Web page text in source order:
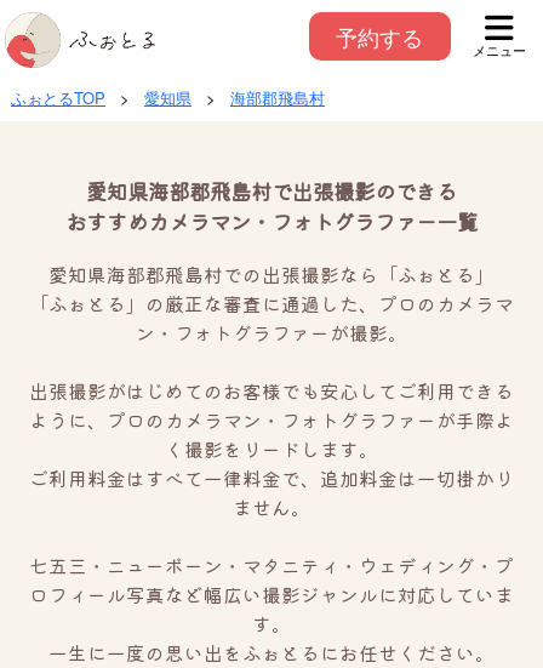
予約する メニュー
ふぉとるTOP > 愛知県 > 海部郡飛島村
愛知県海部郡飛島村で出張撮影のできる
おすすめカメラマン・フォトグラファー一覧
愛知県海部郡飛島村での出張撮影なら「ふぉとる」
「ふぉとる」の厳正な審査に通過した、プロのカメラマ
ン・フォトグラファーが撮影。
出張撮影がはじめてのお客様でも安心してご利用できる
ように、プロのカメラマン・フォトグラファーが手際よ
く撮影をリードします。
ご利用料金はすべて一律料金で、追加料金は一切掛かり
ません。
七五三・ニューボーン・マタニティ・ウェディング・プ
ロフィール写真など幅広い撮影ジャンルに対応していま
す。
一生に一度の思い出をふぉとるにお任せください。